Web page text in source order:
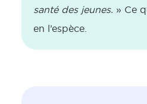
santé des jeunes. » Ce
en l’espèce.